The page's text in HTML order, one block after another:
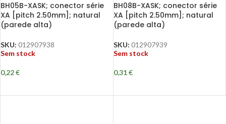
BH05B-XASK; conector série
XA [pitch 2.50mm]; natural
(parede alta)
SKU: 012907938
Sem stock
0,22€
BH08B-XASK; conector série
XA [pitch 2.50mm]; natural
(parede alta)
SKU: 012907939
Sem stock
0,31€